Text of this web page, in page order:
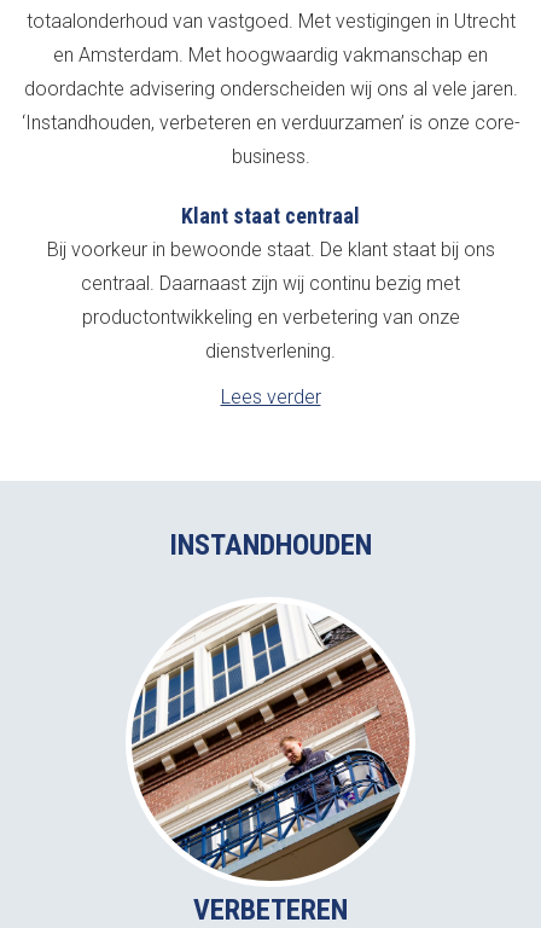
totaalonderhoud van vastgoed. Met vestigingen in Utrecht
en Amsterdam. Met hoogwaardig vakmanschap en
doordachte advisering onderscheiden wij ons al vele jaren.
‘Instandhouden, verbeteren en verduurzamen’ is onze core-
business.
Klant staat centraal
Bij voorkeur in bewoonde staat. De klant staat bij ons
centraal. Daarnaast zijn wij continu bezig met
productontwikkeling en verbetering van onze
dienstverlening.
Lees verder
INSTANDHOUDEN
VERBETEREN